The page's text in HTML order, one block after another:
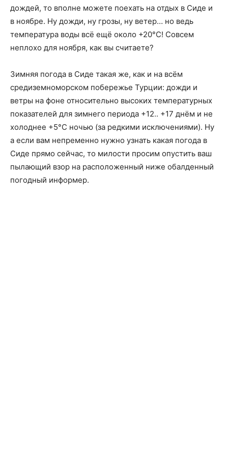
дождей, то вполне можете поехать на отдых в Сиде и
в ноябре. Ну дожди, ну грозы, ну ветер… но ведь
температура воды всё ещё около +20°C! Совсем
неплохо для ноября, как вы считаете?
Зимняя погода в Сиде такая же, как и на всём
средиземноморском побережье Турции: дожди и
ветры на фоне относительно высоких температурных
показателей для зимнего периода +12.. +17 днём и не
холоднее +5°C ночью (за редкими исключениями). Ну
а если вам непременно нужно узнать какая погода в
Сиде прямо сейчас, то милости просим опустить ваш
пылающий взор на расположенный ниже обалденный
погодный информер.